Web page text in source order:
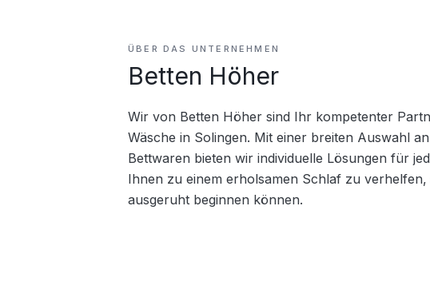
ÜBER DAS UNTERNEHMEN
Betten Höher
Wir von Betten Höher sind Ihr kompetenter
Wäsche in Solingen. Mit einer breiten Auswahl
Bettwaren bieten wir individuelle Lösungen für
Ihnen zu einem erholsamen Schlaf zu
ausgeruht beginnen können.